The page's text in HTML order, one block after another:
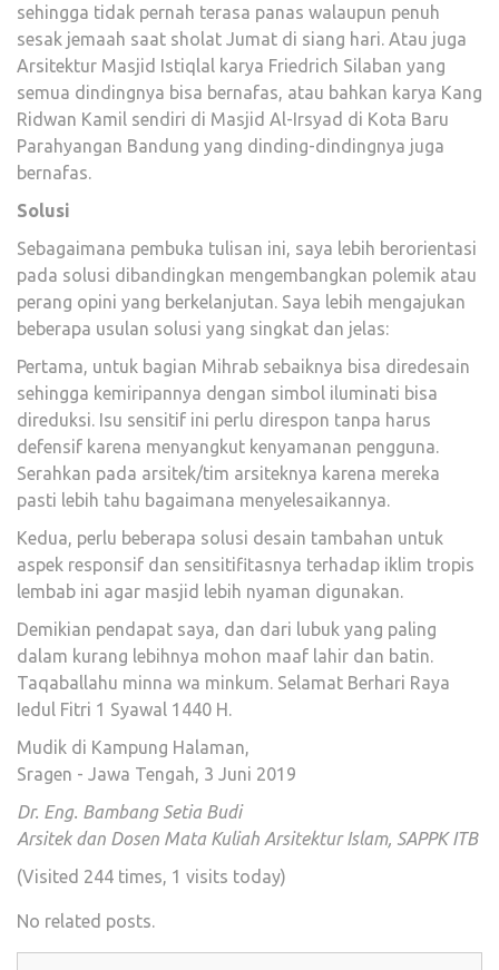
sehingga tidak pernah terasa panas walaupun penuh
sesak jemaah saat sholat Jumat di siang hari. Atau juga
Arsitektur Masjid Istiqlal karya Friedrich Silaban yang
semua dindingnya bisa bernafas, atau bahkan karya Kang
Ridwan Kamil sendiri di Masjid Al-Irsyad di Kota Baru
Parahyangan Bandung yang dinding-dindingnya juga
bernafas.
Solusi
Sebagaimana pembuka tulisan ini, saya lebih berorientasi
pada solusi dibandingkan mengembangkan polemik atau
perang opini yang berkelanjutan. Saya lebih mengajukan
beberapa usulan solusi yang singkat dan jelas:
Pertama, untuk bagian Mihrab sebaiknya bisa diredesain
sehingga kemiripannya dengan simbol iluminati bisa
direduksi. Isu sensitif ini perlu direspon tanpa harus
defensif karena menyangkut kenyamanan pengguna.
Serahkan pada arsitek/tim arsiteknya karena mereka
pasti lebih tahu bagaimana menyelesaikannya.
Kedua, perlu beberapa solusi desain tambahan untuk
aspek responsif dan sensitifitasnya terhadap iklim tropis
lembab ini agar masjid lebih nyaman digunakan.
Demikian pendapat saya, dan dari lubuk yang paling
dalam kurang lebihnya mohon maaf lahir dan batin.
Taqaballahu minna wa minkum. Selamat Berhari Raya
Iedul Fitri 1 Syawal 1440 H.
Mudik di Kampung Halaman,
Sragen - Jawa Tengah, 3 Juni 2019
Dr. Eng. Bambang Setia Budi
Arsitek dan Dosen Mata Kuliah Arsitektur Islam, SAPPK ITB
(Visited 244 times, 1 visits today)
No related posts.